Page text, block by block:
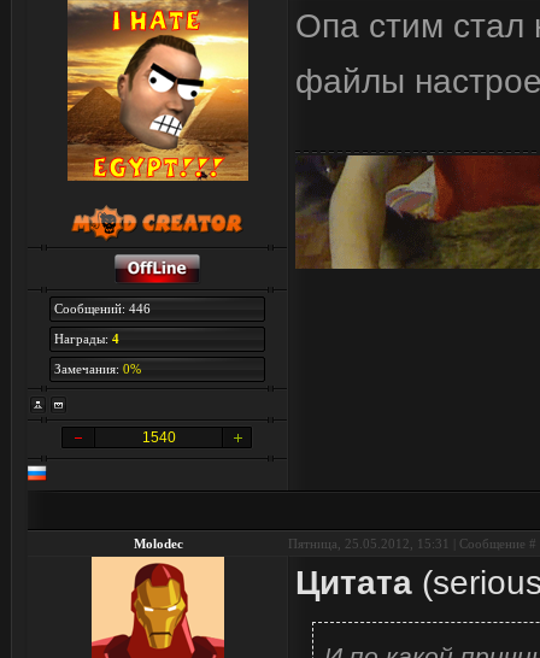
Сообщений: 446
Награды: 4
Замечания: 0%
1540
Опа стим стал
файлы
Molodec Пятница, 25.05.2012, 15:31 | Сообщение #
Цитата (